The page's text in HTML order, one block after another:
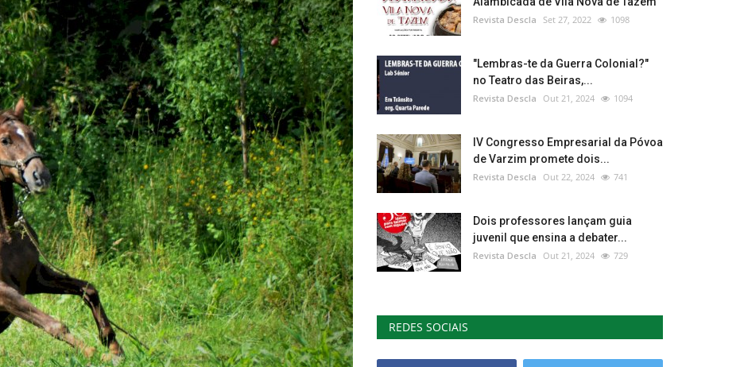
Revista Descla Set 27, 2022 1098
"Lembras-te da Guerra Colonial?"
no Teatro das Beiras,...
Revista Descla Out 21, 2024 1094
IV Congresso Empresarial da Póvoa
de Varzim promete dois...
Revista Descla Out 22, 2024 741
Dois professores lançam guia
juvenil que ensina a debater...
Revista Descla Out 21, 2024 729
REDES SOCIAIS